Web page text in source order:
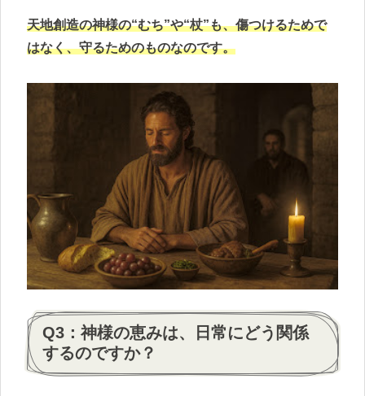
天地創造の神様の“むち”や“杖”も、傷つけるためで
はなく、守るためのものなのです。
Q3：神様の恵みは、日常にどう関係
するのですか？